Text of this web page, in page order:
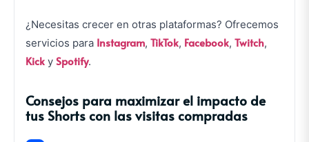
¿Necesitas crecer en otras plataformas? Ofrecemos
servicios para Instagram, TikTok, Facebook, Twitch,
Kick y Spotify.
Consejos para maximizar el impacto de
tus Shorts con las visitas compradas